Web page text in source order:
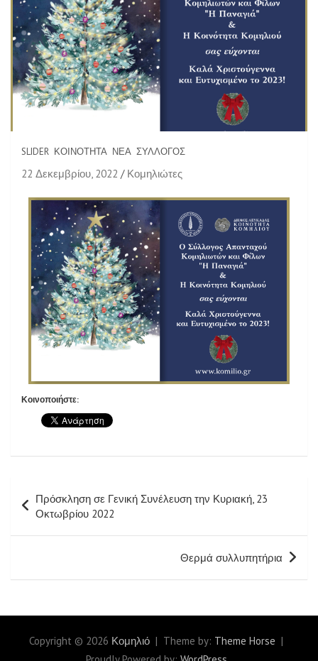
SLIDER ΚΟΙΝΌΤΗΤΑ ΝΈΑ ΣΎΛΛΟΓΟΣ
22 Δεκεμβρίου, 2022 Κομηλιώτες
Κοινοποιήστε:
Πρόσκληση σε Γενική Συνέλευση την Κυριακή, 23
Οκτωβρίου 2022
Θερμά συλλυπητήρια
Copyright © 2026 Κομηλιό Theme by: Theme Horse